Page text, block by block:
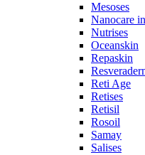
Mesoses
Nanocare
Nutrises
Oceanskin
Repaskin
Reti Age
Retises
Retisil
Rosoil
Samay
Salises